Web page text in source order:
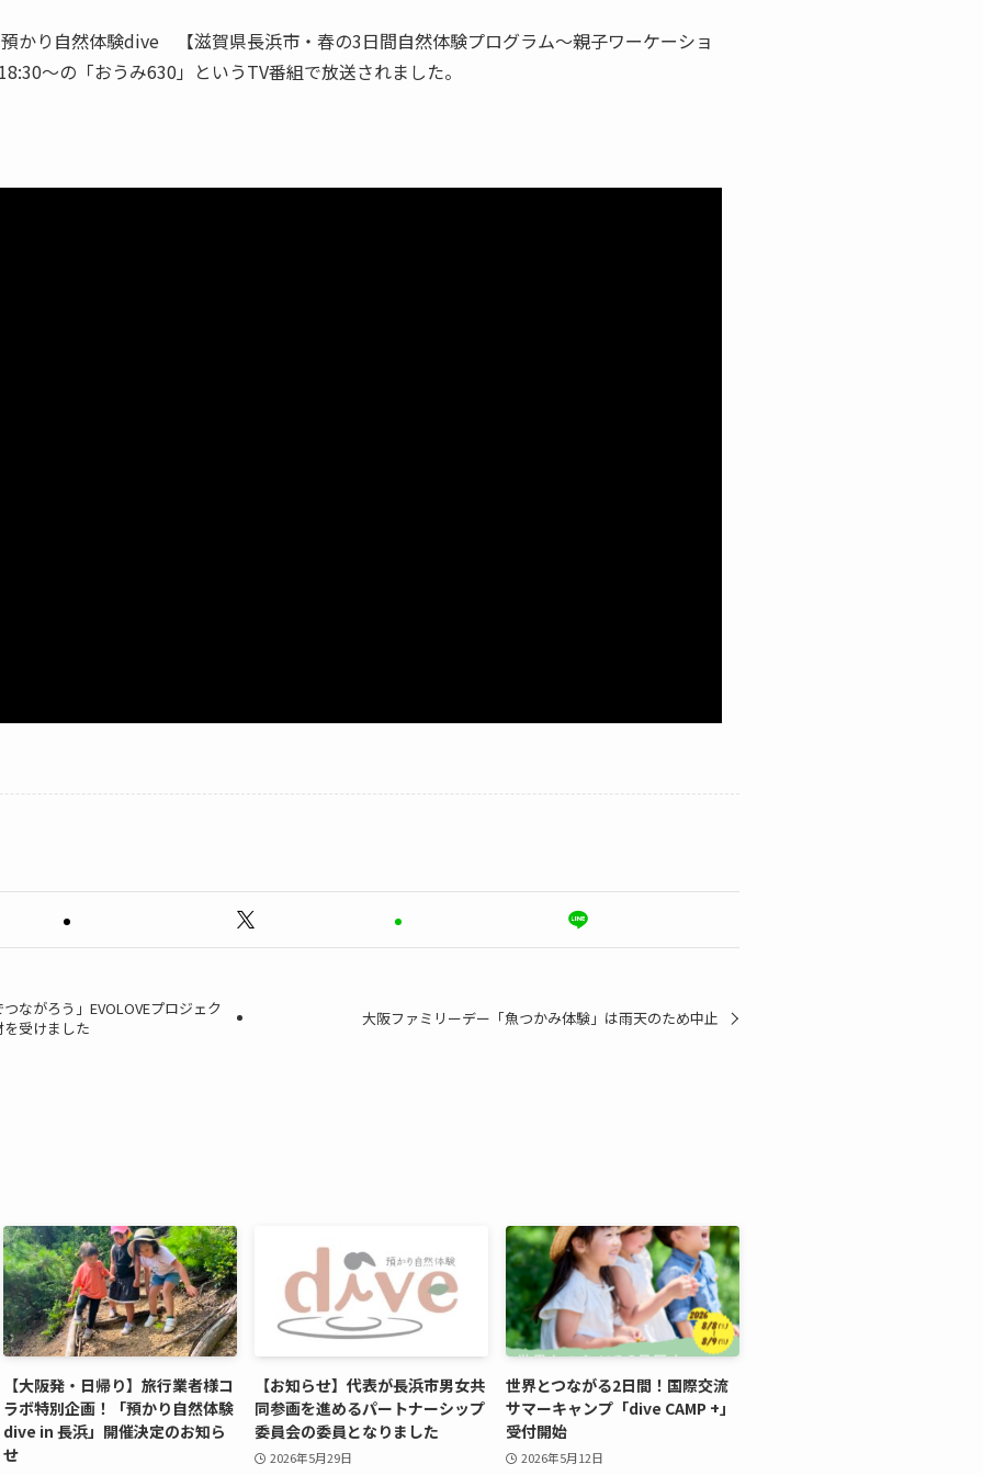
かり自然体験dive 【滋賀県長浜市・春の3日間自然体験プログラム～親子ワーケーショ
～の「おうみ630」というTV番組で放送されました。
ながろう」EVOLOVEプロジェク
受けました
大阪ファミリーデー「魚つかみ体験」は雨天のため中止
【大阪発・日帰り】旅行業者様コ
ラボ特別企画！「預かり自然体験
dive in 長浜」開催決定のお知ら
せ
【お知らせ】代表が長浜市男女共
同参画を進めるパートナーシップ
委員会の委員となりました
2026年5月29日
世界とつながる2日間！国際交流
サマーキャンプ「dive CAMP +」
受付開始
2026年5月12日